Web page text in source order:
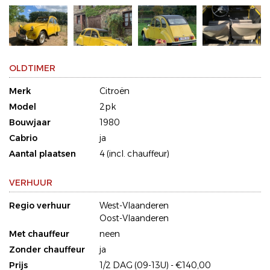
OLDTIMER
Merk
Citroën
Model
2pk
Bouwjaar
1980
Cabrio
ja
Aantal plaatsen
4 (incl. chauffeur)
VERHUUR
Regio verhuur
West-Vlaanderen
Oost-Vlaanderen
Met chauffeur
neen
Zonder chauffeur
ja
Prijs
1/2 DAG (09-13U) - €140,00